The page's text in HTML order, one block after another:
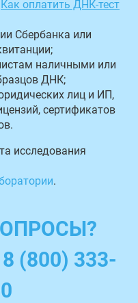
Как оплатить ДНК-тест
Сбербанка или
наличными или
ДНК;
лиц и ИП,
сертификатов
исследования
.
(800) 333-